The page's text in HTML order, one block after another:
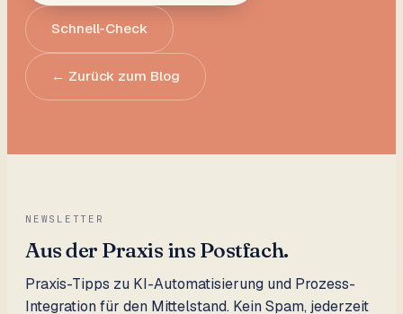
Schnell-Check
← Zurück zum Blog
NEWSLETTER
Aus der Praxis ins Postfach.
Praxis-Tipps zu KI-Automatisierung und Prozess-
Integration für den Mittelstand. Kein Spam, jederzeit